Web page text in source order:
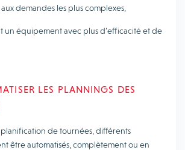
demandes les plus complexes,
un équipement avec plus d’efficacité et de
LES PLANNINGS DES
de tournées, différents
être automatisés, complètement ou en